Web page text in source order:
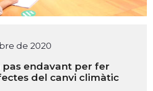
de 2020
pas endavant per fer
del canvi climàtic